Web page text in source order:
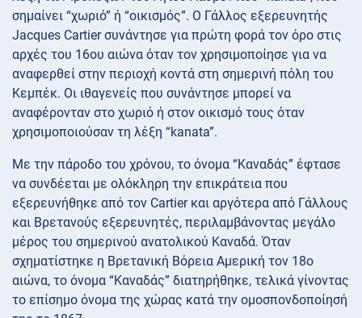
σημαίνει “χωριό” ή “οικισμός”. Ο Γάλλος εξερευνητής
Jacques Cartier συνάντησε για πρώτη φορά τον όρο στις
αρχές του 16ου αιώνα όταν τον χρησιμοποίησε για να
αναφερθεί στην περιοχή κοντά στη σημερινή πόλη του
Κεμπέκ. Οι ιθαγενείς που συνάντησε μπορεί να
αναφέρονταν στο χωριό ή στον οικισμό τους όταν
χρησιμοποιούσαν τη λέξη “kanata”.
Με την πάροδο του χρόνου, το όνομα “Καναδάς” έφτασε
να συνδέεται με ολόκληρη την επικράτεια που
εξερευνήθηκε από τον Cartier και αργότερα από Γάλλους
και Βρετανούς εξερευνητές, περιλαμβάνοντας μεγάλο
μέρος του σημερινού ανατολικού Καναδά. Όταν
σχηματίστηκε η Βρετανική Βόρεια Αμερική τον 18ο
αιώνα, το όνομα “Καναδάς” διατηρήθηκε, τελικά γίνοντας
το επίσημο όνομα της χώρας κατά την ομοσπονδοποίησή